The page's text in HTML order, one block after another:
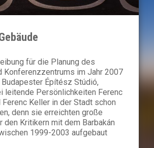
für die Planung des
Konferenzzentrums im Jahr 2007
Építész Stúdió,
leitende Persönlichkeiten Ferenc
Ferenc Keller in der Stadt schon
denn sie erreichten große
den Kritikern mit dem Barbakán
1999-2003 aufgebaut